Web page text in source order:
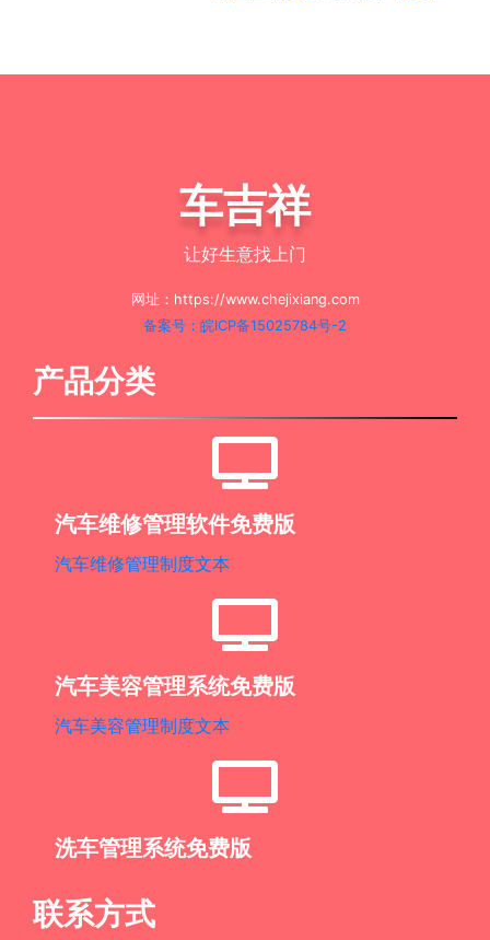
车吉祥
让好生意找上门
网址：https://www.chejixiang.com
备案号：皖ICP备15025784号-2
产品分类
汽车维修管理软件免费版
汽车维修管理制度文本
汽车美容管理系统免费版
汽车美容管理制度文本
洗车管理系统免费版
联系方式